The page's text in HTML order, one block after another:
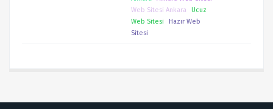
Web Sitesi Ankara
Ucuz
Web Sitesi
Hazır Web
Sitesi